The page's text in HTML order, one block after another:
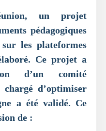
un projet
pédagogiques
les plateformes
Ce projet a
d’un comité
chargé d’optimiser
a été validé. Ce
de :